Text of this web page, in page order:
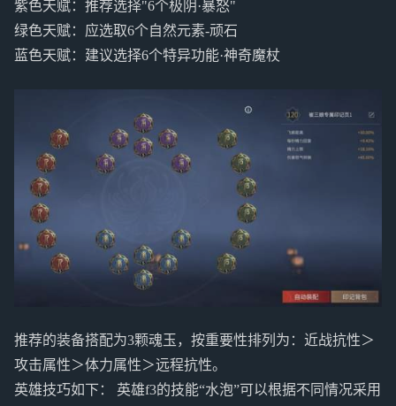
紫色天赋：推荐选择"6个极阴·暴怒"
绿色天赋：应选取6个自然元素-顽石
蓝色天赋：建议选择6个特异功能·神奇魔杖
推荐的装备搭配为3颗魂玉，按重要性排列为：近战抗性＞
攻击属性＞体力属性＞远程抗性。
英雄技巧如下： 英雄f3的技能“水泡”可以根据不同情况采用